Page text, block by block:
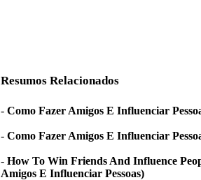
Resumos Relacionados
- Como Fazer Amigos E Influenciar
- Como Fazer Amigos E Influenciar
- How To Win Friends And Influence
Amigos E Influenciar Pessoas)